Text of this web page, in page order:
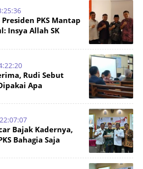
PKS Mantap
Insya Allah SK
Rudi Sebut
Apa
Bajak Kadernya,
Bahagia Saja